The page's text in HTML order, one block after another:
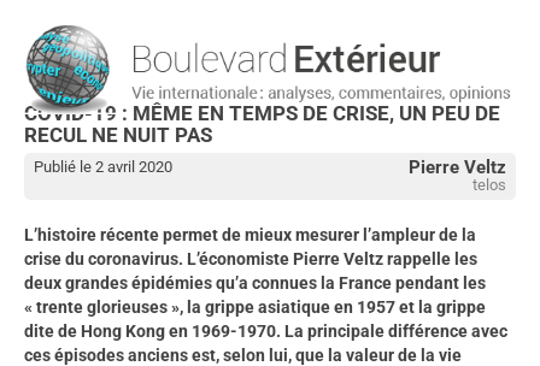
COVID-19 : MÊME EN TEMPS DE CRISE, UN PEU DE
RECUL NE NUIT PAS
Pierre Veltz
telos
Publié le 2 avril 2020
L’histoire récente permet de mieux mesurer l’ampleur de la
crise du coronavirus. L’économiste Pierre Veltz rappelle les
deux grandes épidémies qu’a connues la France pendant les
« trente glorieuses », la grippe asiatique en 1957 et la grippe
dite de Hong Kong en 1969-1970. La principale différence avec
ces épisodes anciens est, selon lui, que la valeur de la vie